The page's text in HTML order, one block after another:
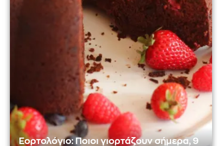
Εορτολόγιο: Ποιοι γιορτάζουν σήμερα, 9